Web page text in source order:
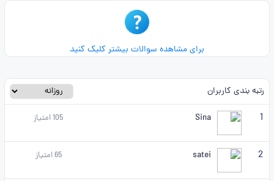
برای مشاهده سوالات بیشتر کلیک کنید
رتبه بندی کاربران
1
Sina
105امتیاز
2
satei
65امتیاز